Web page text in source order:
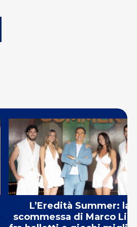
L’Eredità Summer: la
scommessa di Marco